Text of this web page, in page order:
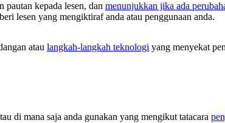
pautan kepada lesen, dan menunjukkan jika ada
lesen yang mengiktiraf anda atau penggunaan anda.
atau langkah-langkah teknologi yang menyekat
di mana saja anda gunakan yang mengikut tatacara